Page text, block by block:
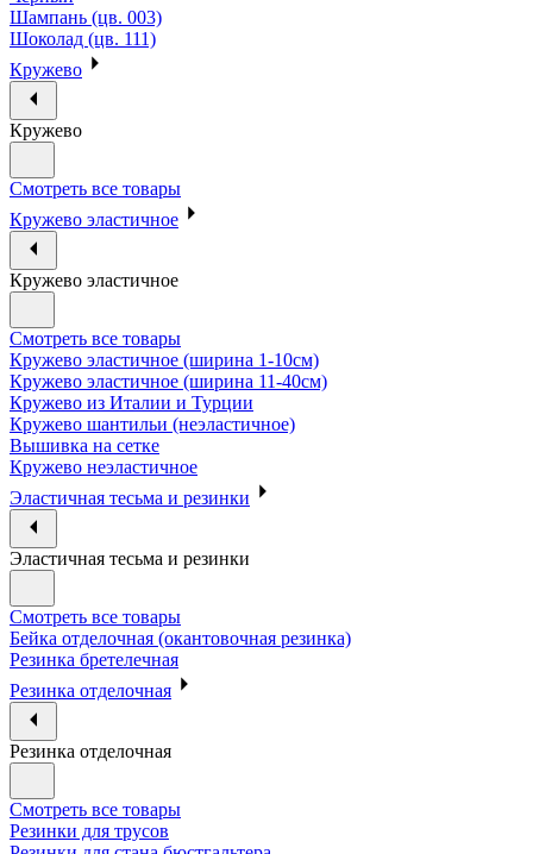
Шампань (цв. 003)
Шоколад (цв. 111)
Кружево
Кружево
Смотреть все товары
Кружево эластичное
Кружево эластичное
Смотреть все товары
Кружево эластичное (ширина 1-10см)
Кружево эластичное (ширина 11-40см)
Кружево из Италии и Турции
Кружево шантильи (неэластичное)
Вышивка на сетке
Кружево неэластичное
Эластичная тесьма и резинки
Эластичная тесьма и резинки
Смотреть все товары
Бейка отделочная (окантовочная резинка)
Резинка бретелечная
Резинка отделочная
Резинка отделочная
Смотреть все товары
Резинки для трусов